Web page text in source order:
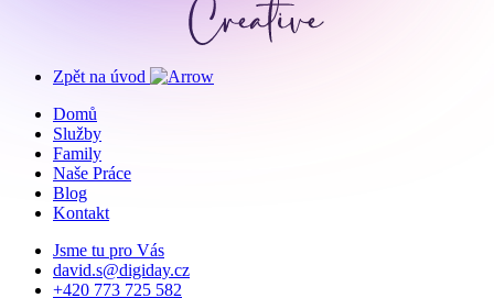
Zpět na úvod
Domů
Služby
Family
Naše Práce
Blog
Kontakt
Jsme tu pro Vás
david.s@digiday.cz
+420 773 725 582